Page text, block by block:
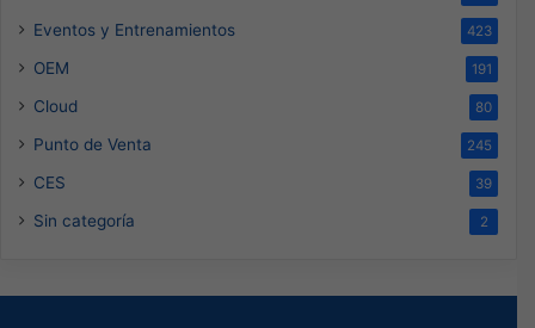
Eventos y Entrenamientos 423
OEM 191
Cloud 80
Punto de Venta 245
CES 39
Sin categoría 2